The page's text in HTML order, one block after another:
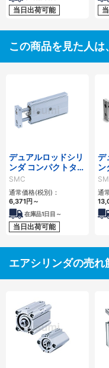
当日出荷可能
この商品を見た人
デュアルロッドシリ
ンダ コンパクトタイ
プ CXSJシリーズ
SMC
通常価格(税別)：
6,371円 ～
在庫品1日目～
当日出荷可能
デ
ン
付
通
エアシリンダの売れ